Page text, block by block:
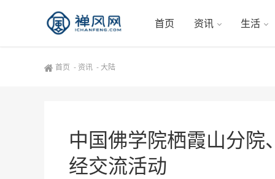
首页 资讯 生活
首页 - 资讯 -大陆
中国佛学院栖霞山分
经交流活动